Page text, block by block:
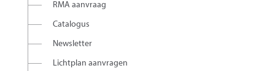
RMA aanvraag
Catalogus
Newsletter
Lichtplan aanvragen